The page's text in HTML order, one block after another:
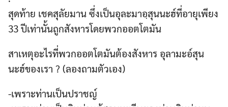
สุดท้าย เชคสุลัยมาน ซึ่งเป็นอุละมาอฺสุนนะฮ์ที่อายุเพียง
33 ปีเท่านั้นถูกสังหารโดยพวกออตโตมัน
สาเหตุอะไรที่พวกออตโตมันต้องสังหาร อุลามะอ์สุน
นะฮ์ของเรา ? (ลองถามตัวเอง)
-เพราะท่านเป็นปราชญ์